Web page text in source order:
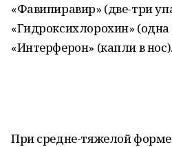
«Фавипиравир» (две-три
«Гидроксихлорохин» (одна
«Интерферон» (капли в нос).
При средне-тяжелой форме